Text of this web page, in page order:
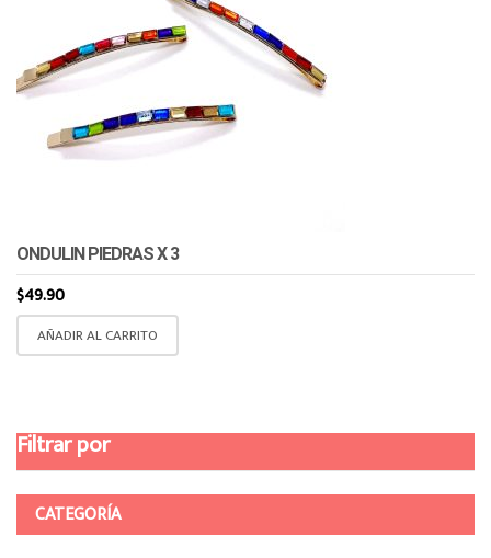
ONDULIN PIEDRAS X 3
$49.90
AÑADIR AL CARRITO
Filtrar por
CATEGORÍA